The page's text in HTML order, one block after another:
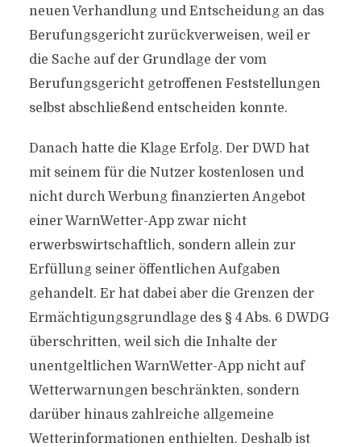
neuen Verhandlung und Entscheidung an das
Berufungsgericht zurückverweisen, weil er
die Sache auf der Grundlage der vom
Berufungsgericht getroffenen Feststellungen
selbst abschließend entscheiden konnte.
Danach hatte die Klage Erfolg. Der DWD hat
mit seinem für die Nutzer kostenlosen und
nicht durch Werbung finanzierten Angebot
einer WarnWetter-App zwar nicht
erwerbswirtschaftlich, sondern allein zur
Erfüllung seiner öffentlichen Aufgaben
gehandelt. Er hat dabei aber die Grenzen der
Ermächtigungsgrundlage des § 4 Abs. 6 DWDG
überschritten, weil sich die Inhalte der
unentgeltlichen WarnWetter-App nicht auf
Wetterwarnungen beschränkten, sondern
darüber hinaus zahlreiche allgemeine
Wetterinformationen enthielten. Deshalb ist